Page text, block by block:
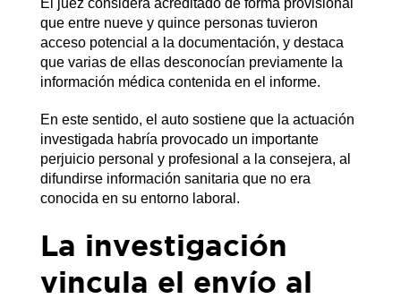
El juez considera acreditado de forma provisional
que entre nueve y quince personas tuvieron
acceso potencial a la documentación, y destaca
que varias de ellas desconocían previamente la
información médica contenida en el informe.
En este sentido, el auto sostiene que la actuación
investigada habría provocado un importante
perjuicio personal y profesional a la consejera, al
difundirse información sanitaria que no era
conocida en su entorno laboral.
La investigación
vincula el envío al